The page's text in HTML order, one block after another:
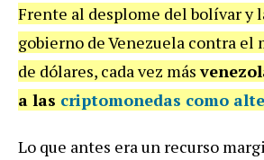
Frente al desplome del bolívar y
gobierno de Venezuela contra el
de dólares, cada vez más
a las criptomonedas como
Lo que antes era un recurso